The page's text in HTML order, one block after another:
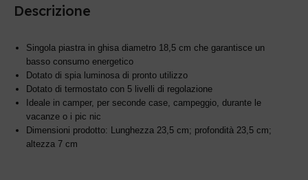
Descrizione
Singola piastra in ghisa diametro 18,5 cm che garantisce un
basso consumo energetico
Dotato di spia luminosa di pronto utilizzo
Dotato di termostato con 5 livelli di regolazione
Ideale in camper, per seconde case, campeggio, durante le
vacanze o i pic nic
Dimensioni prodotto: Lunghezza 23,5 cm; profondità 23,5 cm;
altezza 7 cm